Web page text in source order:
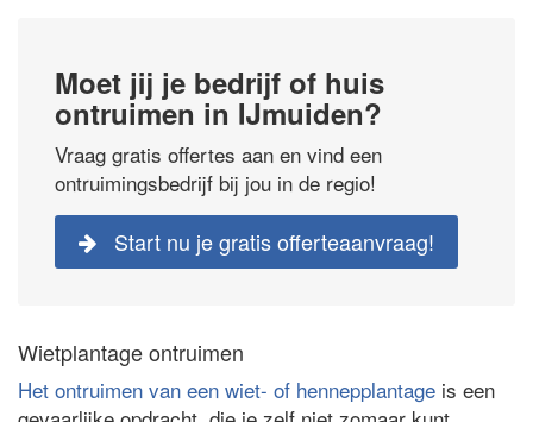
Moet jij je bedrijf of huis
ontruimen in IJmuiden?
Vraag gratis offertes aan en vind een
ontruimingsbedrijf bij jou in de regio!
Start nu je gratis offerteaanvraag!
Wietplantage ontruimen
Het ontruimen van een wiet- of hennepplantage is een